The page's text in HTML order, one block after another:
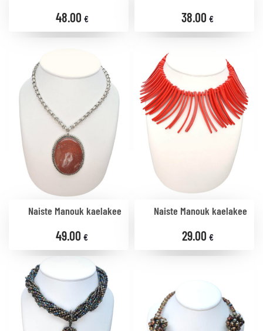
48.00 € 38.00 €
Naiste Manouk kaelakee
49.00 €
Naiste Manouk kaelakee
29.00 €